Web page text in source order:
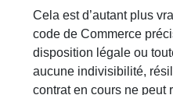
Cela est d’autant plus
code de Commerce
disposition légale ou
aucune indivisibilité,
contrat en cours ne peut